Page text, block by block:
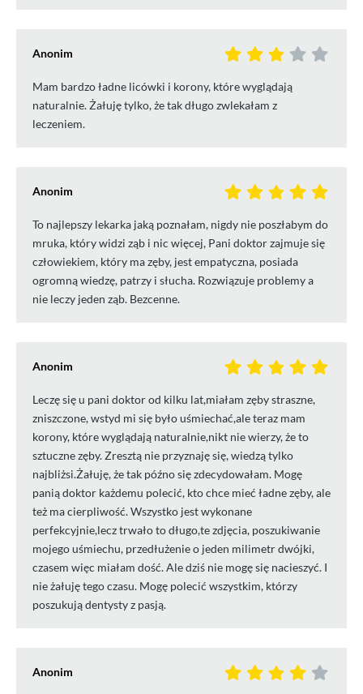
Anonim
Mam bardzo ładne licówki i korony, które wyglądają
naturalnie. Żałuję tylko, że tak długo zwlekałam z
leczeniem.
Anonim
To najlepszy lekarka jaką poznałam, nigdy nie poszłabym do
mruka, który widzi ząb i nic więcej, Pani doktor zajmuje się
człowiekiem, który ma zęby, jest empatyczna, posiada
ogromną wiedzę, patrzy i słucha. Rozwiązuje problemy a
nie leczy jeden ząb. Bezcenne.
Anonim
Leczę się u pani doktor od kilku lat,miałam zęby straszne,
zniszczone, wstyd mi się było uśmiechać,ale teraz mam
korony, które wyglądają naturalnie,nikt nie wierzy, że to
sztuczne zęby. Zresztą nie przyznaję się, wiedzą tylko
najbliżsi.Żałuję, że tak późno się zdecydowałam. Mogę
panią doktor każdemu polecić, kto chce mieć ładne zęby, ale
też ma cierpliwość. Wszystko jest wykonane
perfekcyjnie,lecz trwało to długo,te zdjęcia, poszukiwanie
mojego uśmiechu, przedłużenie o jeden milimetr dwójki,
czasem więc miałam dość. Ale dziś nie mogę się nacieszyć. I
nie żałuję tego czasu. Mogę polecić wszystkim, którzy
poszukują dentysty z pasją.
Anonim